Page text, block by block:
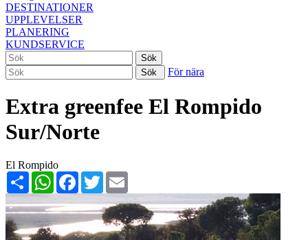
DESTINATIONER
UPPLEVELSER
PLANERING
KUNDSERVICE
För nära
Extra greenfee El Rompido
Sur/Norte
El Rompido
Share WhatsAppFacebook
Twitter